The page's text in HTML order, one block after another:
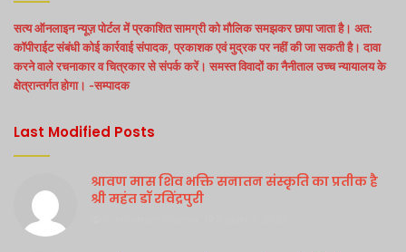
सत्य ऑनलाइन न्यूज़ पोर्टल में प्रकाशित सामग्री को मौलिक समझकर छापा जाता है। अत:
कॉपीराईट संबंधी कोई कार्रवाई संपादक, प्रकाशक एवं मुद्रक पर नहीं की जा सकती है। दावा
करने वाले रचनाकार व चित्रकार से संपर्क करें। समस्त विवादों का नैनीताल उच्च न्यायालय के
क्षेत्रान्तर्गत होगा। -सम्पादक
Last Modified Posts
श्रावण मास शिव भक्ति सनातन संस्कृति का प्रतीक है
श्री महंत डॉ रविंद्रपुरी